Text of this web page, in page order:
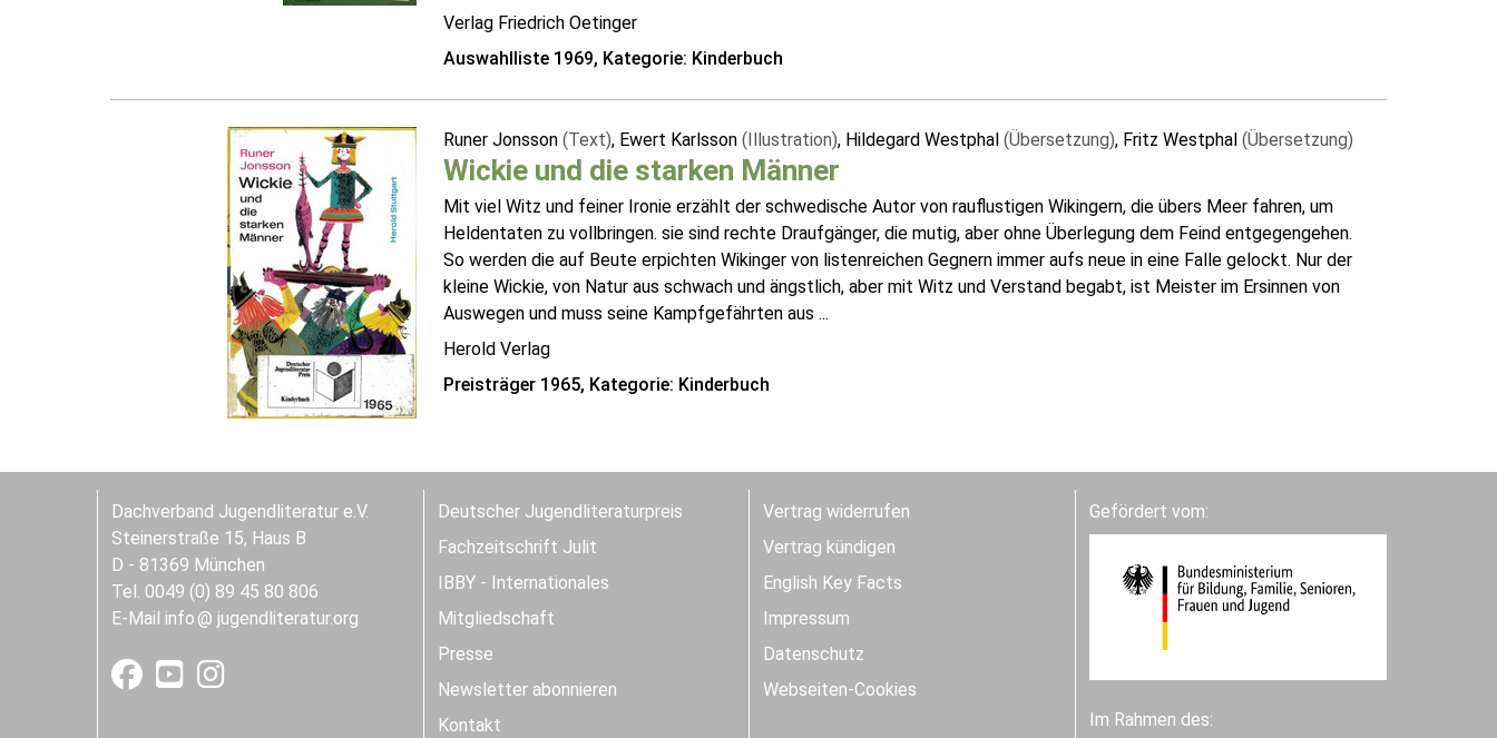
Verlag Friedrich Oetinger
Auswahlliste 1969, Kategorie: Kinderbuch
Runer Jonsson (Text), Ewert Karlsson (Illustration), Hildegard Westphal (Übersetzung), Fritz Westphal (Übersetzung)
Wickie und die starken Männer
Mit viel Witz und feiner Ironie erzählt der schwedische Autor von rauflustigen Wikingern, die übers Meer fahren, um
Heldentaten zu vollbringen. sie sind rechte Draufgänger, die mutig, aber ohne Überlegung dem Feind entgegengehen.
So werden die auf Beute erpichten Wikinger von listenreichen Gegnern immer aufs neue in eine Falle gelockt. Nur der
kleine Wickie, von Natur aus schwach und ängstlich, aber mit Witz und Verstand begabt, ist Meister im Ersinnen von
Auswegen und muss seine Kampfgefährten aus ...
Herold Verlag
Preisträger 1965, Kategorie: Kinderbuch
Dachverband Jugendliteratur e.V.
Steinerstraße 15, Haus B
D - 81369 München
Tel. 0049 (0) 89 45 80 806
E-Mail info jugendliteratur.org
Deutscher Jugendliteraturpreis
Fachzeitschrift Julit
IBBY - Internationales
Mitgliedschaft
Presse
Newsletter abonnieren
Kontakt
Vertrag widerrufen
Vertrag kündigen
English Key Facts
Impressum
Datenschutz
Webseiten-Cookies
Gefördert vom:
Im Rahmen des: